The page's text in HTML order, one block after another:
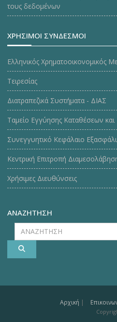
τους δεδομένων
ΧΡΗΣΙΜΟΙ ΣΥΝΔΕΣΜΟΙ
Ελληνικός Χρηματοοικονομικός
Τειρεσίας
Διατραπεζικά Συστήματα - ΔΙΑΣ
Ταμείο Εγγύησης Καταθέσεων
Συνεγγυητικό Κεφάλαιο
Κεντρική Επιτροπή
Χρήσιμες Διευθύνσεις
ΑΝΑΖΗΤΗΣΗ
ΑΝΑΖΗΤΗΣΗ
Αρχική |